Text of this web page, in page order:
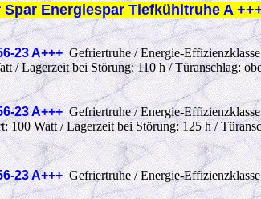
Spar Energiespar Tiefkühltruhe A
23 A+++Gefriertruhe / Energie-
/ Lagerzeit bei Störung: 110 h / Türanschlag:
23 A+++Gefriertruhe / Energie-
100 Watt / Lagerzeit bei Störung: 125 h /
23 A+++Gefriertruhe / Energie-